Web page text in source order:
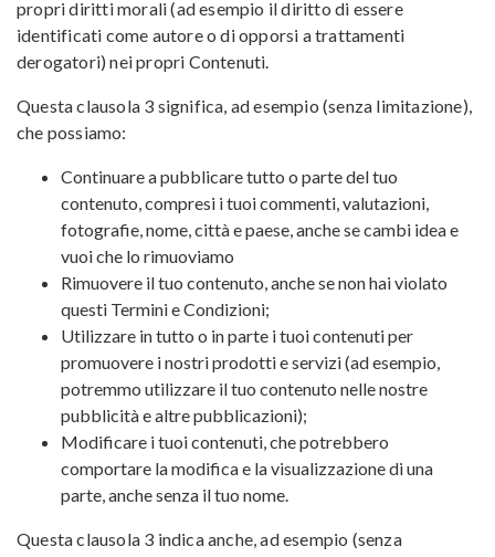
propri diritti morali (ad esempio il diritto di essere
identificati come autore o di opporsi a trattamenti
derogatori) nei propri Contenuti.
Questa clausola 3 significa, ad esempio (senza limitazione),
che possiamo:
Continuare a pubblicare tutto o parte del tuo
contenuto, compresi i tuoi commenti, valutazioni,
fotografie, nome, città e paese, anche se cambi idea e
vuoi che lo rimuoviamo
Rimuovere il tuo contenuto, anche se non hai violato
questi Termini e Condizioni;
Utilizzare in tutto o in parte i tuoi contenuti per
promuovere i nostri prodotti e servizi (ad esempio,
potremmo utilizzare il tuo contenuto nelle nostre
pubblicità e altre pubblicazioni);
Modificare i tuoi contenuti, che potrebbero
comportare la modifica e la visualizzazione di una
parte, anche senza il tuo nome.
Questa clausola 3 indica anche, ad esempio (senza